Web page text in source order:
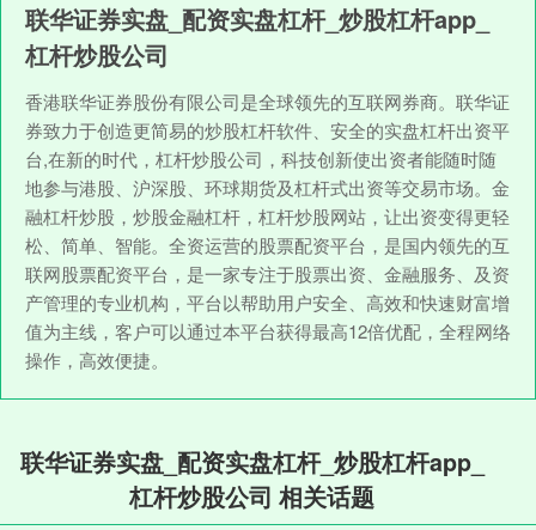
联华证券实盘_配资实盘杠杆_炒股杠杆app_
杠杆炒股公司
香港联华证券股份有限公司是全球领先的互联网券商。联华证
券致力于创造更简易的炒股杠杆软件、安全的实盘杠杆出资平
台,在新的时代，杠杆炒股公司，科技创新使出资者能随时随
地参与港股、沪深股、环球期货及杠杆式出资等交易市场。金
融杠杆炒股，炒股金融杠杆，杠杆炒股网站，让出资变得更轻
松、简单、智能。全资运营的股票配资平台，是国内领先的互
联网股票配资平台，是一家专注于股票出资、金融服务、及资
产管理的专业机构，平台以帮助用户安全、高效和快速财富增
值为主线，客户可以通过本平台获得最高12倍优配，全程网络
操作，高效便捷。
联华证券实盘_配资实盘杠杆_炒股杠杆app_
杠杆炒股公司 相关话题